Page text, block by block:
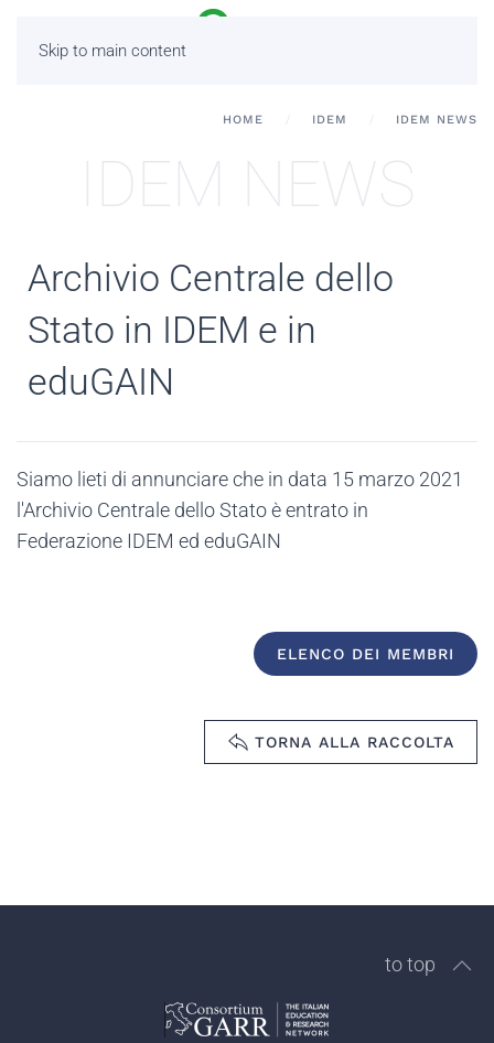
Skip to main content
HOME IDEM IDEM NEWS
IDEM NEWS
Archivio Centrale dello
Stato in IDEM e in
eduGAIN
Siamo lieti di annunciare che in data 15 marzo 2021
l'Archivio Centrale dello Stato è entrato in
Federazione IDEM ed eduGAIN
ELENCO DEI MEMBRI
TORNA ALLA RACCOLTA
to top